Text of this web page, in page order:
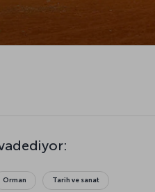
Orman Tarih ve sanat